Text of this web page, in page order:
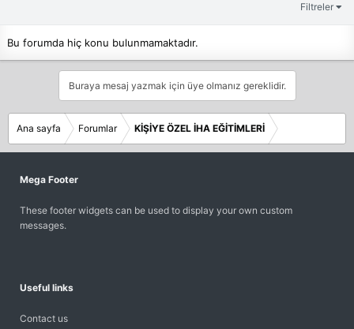
Filtreler
Bu forumda hiç konu bulunmamaktadır.
Buraya mesaj yazmak için üye olmanız gereklidir.
Ana sayfa Forumlar KİŞİYE ÖZEL İHA EĞİTİMLERİ
Mega Footer
These footer widgets can be used to display your own custom
messages.
Useful links
Contact us